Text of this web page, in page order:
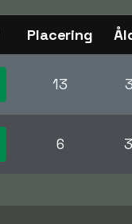
Placering
13
6